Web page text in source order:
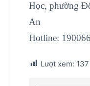
Học, phường
An
Hotline:
Lượt xem: 137